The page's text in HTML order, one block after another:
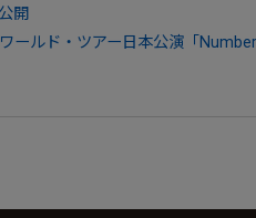
開
ールド・ツアー日本公演「